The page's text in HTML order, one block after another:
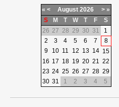
« < August 2026 > »
S
M T W T F
S
26 27 28 29 30 31
1
2
3 4 5 6 7
8
9
10 11 12 13 14 15
16 17 18 19 20 21 22
23 24 25 26 27 28 29
30 31 1 2 3 4 5